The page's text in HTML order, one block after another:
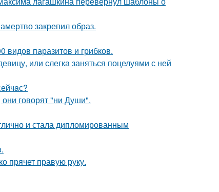
закрепил образ.
видов паразитов и грибков.
или слегка заняться поцелуями с ней
они говорят "ни Души".
и стала дипломированным
прячет правую руку.